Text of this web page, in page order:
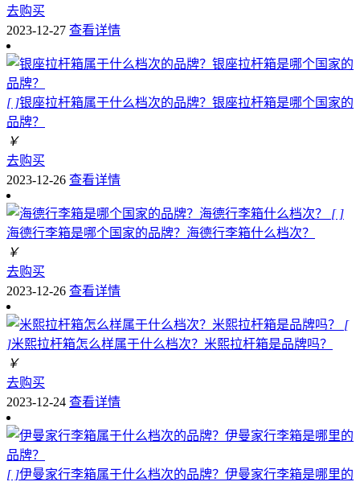
去购买
2023-12-27 查看详情
[ ]银座拉杆箱属于什么档次的品牌？银座拉杆箱是哪个国家的
品牌？
￥
去购买
2023-12-26 查看详情
[ ]
海德行李箱是哪个国家的品牌？海德行李箱什么档次？
￥
去购买
2023-12-26 查看详情
[
]米熙拉杆箱怎么样属于什么档次？米熙拉杆箱是品牌吗？
￥
去购买
2023-12-24 查看详情
[ ]伊曼家行李箱属于什么档次的品牌？伊曼家行李箱是哪里的